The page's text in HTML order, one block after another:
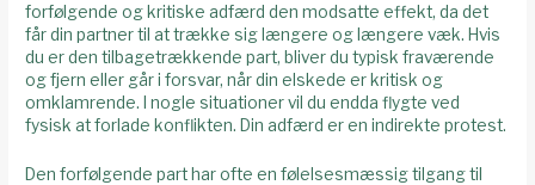
forfølgende og kritiske adfærd den modsatte effekt, da det
får din partner til at trække sig længere og længere væk. Hvis
du er den tilbagetrækkende part, bliver du typisk fraværende
og fjern eller går i forsvar, når din elskede er kritisk og
omklamrende. I nogle situationer vil du endda flygte ved
fysisk at forlade konflikten. Din adfærd er en indirekte protest.
Den forfølgende part har ofte en følelsesmæssig tilgang til